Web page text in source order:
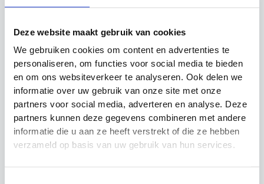
Deze website maakt gebruik van cookies
We gebruiken cookies om content en advertenties te
personaliseren, om functies voor social media te bieden
en om ons websiteverkeer te analyseren. Ook delen we
informatie over uw gebruik van onze site met onze
partners voor social media, adverteren en analyse. Deze
partners kunnen deze gegevens combineren met andere
informatie die u aan ze heeft verstrekt of die ze hebben
verzameld op basis van uw gebruik van hun services.
– Technologieën: V-holes patroon, ruwe toplaag, Pro
Ben je op zoek naar een racket dat kracht, controle
en comfort weet te combineren? Dan is deDunlop
Boost Attackde ideale keuze voor jou.
Gerelateerde producten